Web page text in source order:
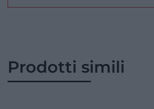
Prodotti simili